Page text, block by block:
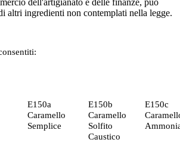
altri ingredienti non contemplati nella legge.
E150a
Caramello
Semplice
E150b
Caramello
Solfito
Caustico
E150c